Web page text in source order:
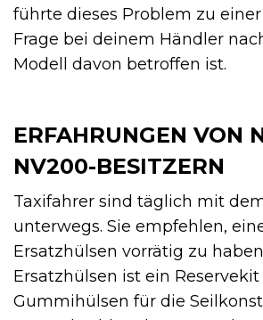
führte dieses Problem zu
Frage bei deinem Händler
Modell davon betroffen ist.
ERFAHRUNGEN VON
NV200-BESITZERN
Taxifahrer sind täglich mit
unterwegs. Sie empfehlen,
Ersatzhülsen vorrätig zu
Ersatzhülsen ist ein
Gummihülsen für die